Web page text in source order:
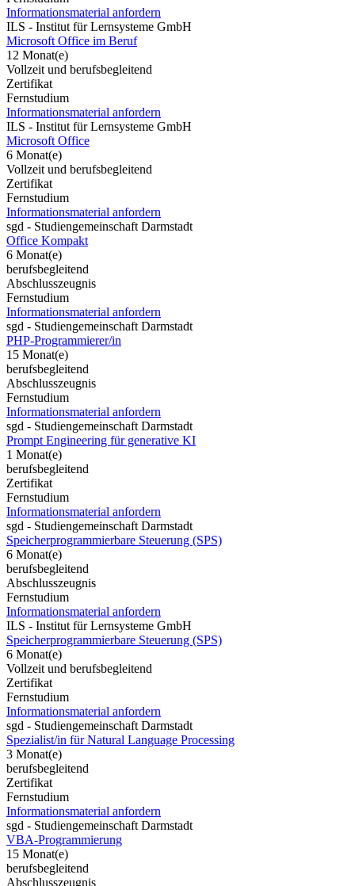
Informationsmaterial anfordern
ILS - Institut für Lernsysteme GmbH
Microsoft Office im Beruf
12 Monat(e)
Vollzeit und berufsbegleitend
Zertifikat
Fernstudium
Informationsmaterial anfordern
ILS - Institut für Lernsysteme GmbH
Microsoft Office
6 Monat(e)
Vollzeit und berufsbegleitend
Zertifikat
Fernstudium
Informationsmaterial anfordern
sgd - Studiengemeinschaft Darmstadt
Office Kompakt
6 Monat(e)
berufsbegleitend
Abschlusszeugnis
Fernstudium
Informationsmaterial anfordern
sgd - Studiengemeinschaft Darmstadt
PHP-Programmierer/in
15 Monat(e)
berufsbegleitend
Abschlusszeugnis
Fernstudium
Informationsmaterial anfordern
sgd - Studiengemeinschaft Darmstadt
Prompt Engineering für generative KI
1 Monat(e)
berufsbegleitend
Zertifikat
Fernstudium
Informationsmaterial anfordern
sgd - Studiengemeinschaft Darmstadt
Speicherprogrammierbare Steuerung (SPS)
6 Monat(e)
berufsbegleitend
Abschlusszeugnis
Fernstudium
Informationsmaterial anfordern
ILS - Institut für Lernsysteme GmbH
Speicherprogrammierbare Steuerung (SPS)
6 Monat(e)
Vollzeit und berufsbegleitend
Zertifikat
Fernstudium
Informationsmaterial anfordern
sgd - Studiengemeinschaft Darmstadt
Spezialist/in für Natural Language Processing
3 Monat(e)
berufsbegleitend
Zertifikat
Fernstudium
Informationsmaterial anfordern
sgd - Studiengemeinschaft Darmstadt
VBA-Programmierung
15 Monat(e)
berufsbegleitend
Abschlusszeugnis